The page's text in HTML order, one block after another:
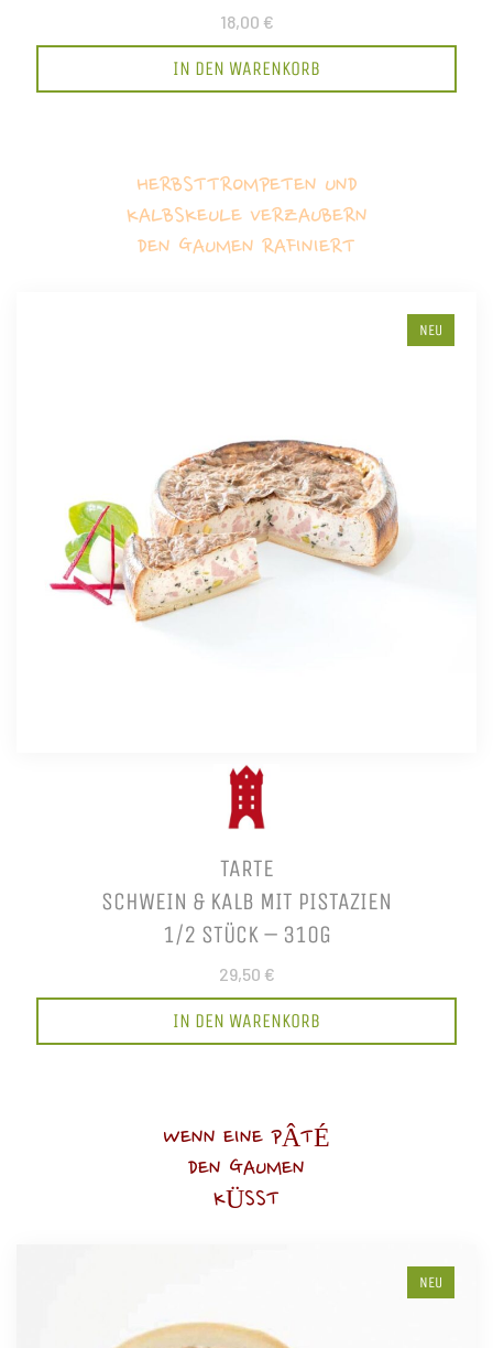
18,00 €
IN DEN WARENKORB
HERBSTTROMPETEN UND
KALBSKEULE VERZAUBERN
DEN GAUMEN RAFINIERT
NEU
TARTE
SCHWEIN & KALB MIT PISTAZIEN
1/2 STÜCK – 310G
29,50 €
IN DEN WARENKORB
WENN EINE PÂTÉ
DEN GAUMEN
KÜSST
NEU